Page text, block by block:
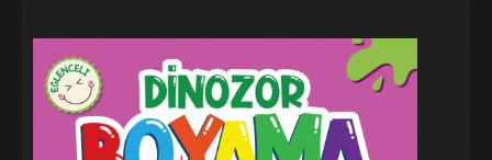
Blog
İletişim